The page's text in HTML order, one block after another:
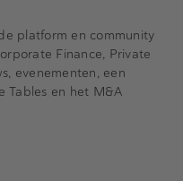
platform en community
Finance, Private
evenementen, een
Tables en het M&A